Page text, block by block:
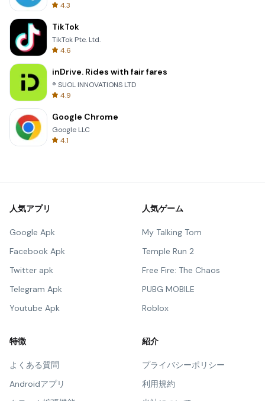
4.3
TikTok
TikTok Pte. Ltd.
4.6
inDrive. Rides with fair fares
® SUOL INNOVATIONS LTD
4.9
Google Chrome
Google LLC
4.1
人気アプリ
Google Apk
Facebook Apk
Twitter apk
Telegram Apk
Youtube Apk
人気ゲーム
My Talking Tom
Temple Run 2
Free Fire: The Chaos
PUBG MOBILE
Roblox
特徴
よくある質問
Androidアプリ
紹介
プライバシーポリシー
利用規約